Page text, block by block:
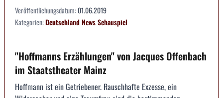
Veröffentlichungsdatum:01.06.2019
Kategorien:DeutschlandNewsSchauspiel
"Hoffmanns Erzählungen" von Jacques Offenbach
im Staatstheater Mainz
Hoffmann ist ein Getriebener. Rauschhafte Exzesse, ein